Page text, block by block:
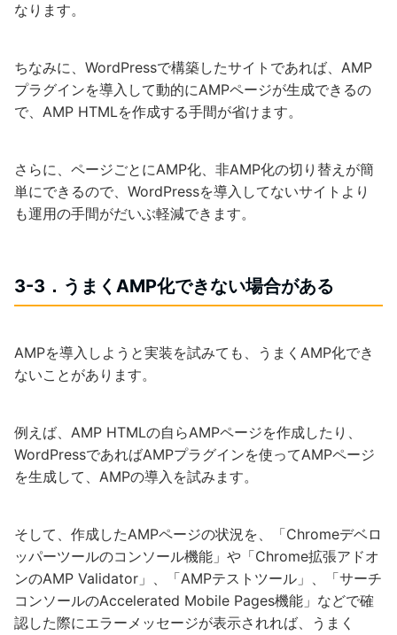
なります。
ちなみに、WordPressで構築したサイトであれば、AMP
プラグインを導入して動的にAMPページが生成できるの
で、AMP HTMLを作成する手間が省けます。
さらに、ページごとにAMP化、非AMP化の切り替えが簡
単にできるので、WordPressを導入してないサイトより
も運用の手間がだいぶ軽減できます。
3-3．うまくAMP化できない場合がある
AMPを導入しようと実装を試みても、うまくAMP化でき
ないことがあります。
例えば、AMP HTMLの自らAMPページを作成したり、
WordPressであればAMPプラグインを使ってAMPページ
を生成して、AMPの導入を試みます。
そして、作成したAMPページの状況を、「Chromeデベロ
ッパーツールのコンソール機能」や「Chrome拡張アドオ
ンのAMP Validator」、「AMPテストツール」、「サーチ
コンソールのAccelerated Mobile Pages機能」などで確
認した際にエラーメッセージが表示されれば、うまく